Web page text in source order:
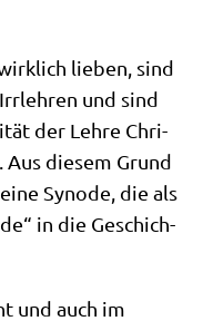
lie­ben, sind
und sind
der Leh­re Chri­
die­sem Grund
Syn­ode, die als
in die Geschich­
und auch im